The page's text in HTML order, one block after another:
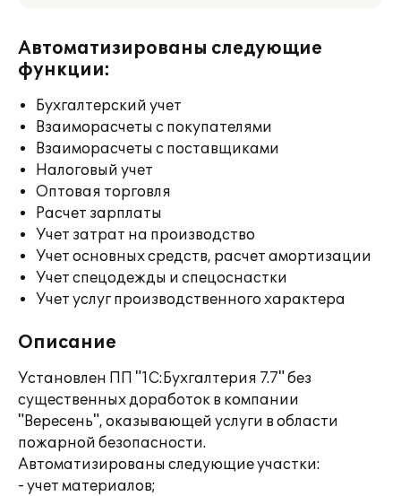
Автоматизированы следующие
функции:
Бухгалтерский учет
Взаиморасчеты с покупателями
Взаиморасчеты с поставщиками
Налоговый учет
Оптовая торговля
Расчет зарплаты
Учет затрат на производство
Учет основных средств, расчет амортизации
Учет спецодежды и спецоснастки
Учет услуг производственного характера
Описание
Установлен ПП "1С:Бухгалтерия 7.7" без
существенных доработок в компании
"Вересень", оказывающей услуги в области
пожарной безопасности.
Автоматизированы следующие участки:
- учет материалов;